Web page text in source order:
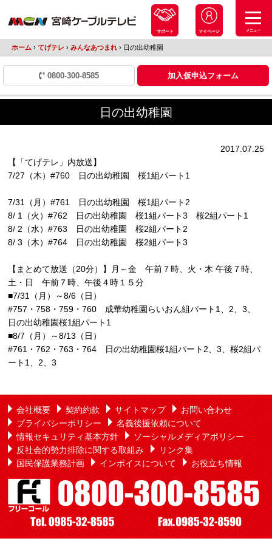
サポート マイページ メニュー
ホーム › てげテレ › みんなあつまれ ›日の出幼稚園
0800-300-8585 加入仮申込フォーム
日の出幼稚園
2017.07.25
【「てげテレ」内放送】
7/27（木）#760 日の出幼稚園 桜1組パート1
7/31（月）#761 日の出幼稚園 桜1組パート2
8/ 1（火）#762 日の出幼稚園 桜1組パート3 桜2組パート1
8/ 2（水）#763 日の出幼稚園 桜2組パート2
8/ 3（木）#764 日の出幼稚園 桜2組パート3
【まとめて放送（20分）】月～金 午前７時、火・木 午後７時、
土・日 午前７時、午後４時１５分
■7/31（月）～8/6（日）
#757・758・759・760 成華幼稚園らいおん組パート1、2、3、
日の出幼稚園桜1組パート1
■8/7（月）～8/13（日）
#761・762・763・764 日の出幼稚園桜1組パート2、3、桜2組パ
ート1、2、3
会社概要 契約約款 サイトマップ
お問い合わせ
プライバシーポリシー
名義後援依頼について
情報セキュリティ基本方針
ソーシャルメディアポリシー
反社会的勢力排除に関する取組み
リンク集
国民保護業務計画
インボイスについて お役立ち情報